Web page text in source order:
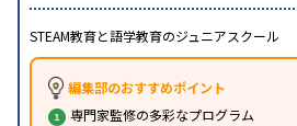
STEAM教育と語学教育のジュニアスクール
編集部のおすすめポイント
専門家監修の多彩なプログラム